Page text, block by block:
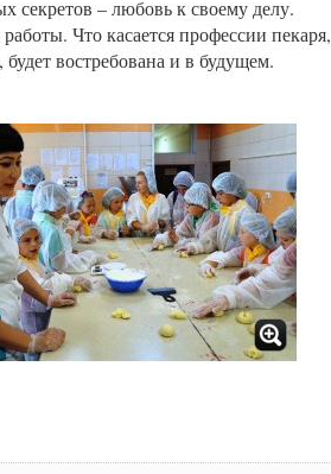
секретов – любовь к своему делу.
Что касается профессии пекаря,
востребована и в будущем.